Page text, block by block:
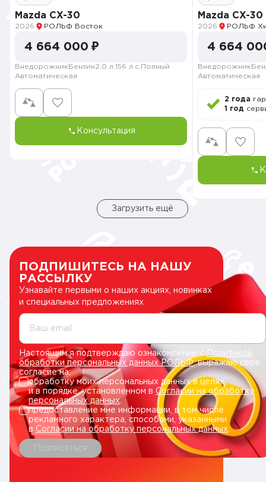
Mazda CX-30
2026 РОЛЬФ Восток
4 664 000 ₽
Внедорожник Бензин2.0 л. 156 л.с. Полный
Автоматическая
Консультация
Mazda CX-30
2026 РОЛЬФ
4 664
Внедорожник
Автоматическая
2 года
1 год
Загрузить ещё
ПОДПИШИТЕСЬ НА НАШУ
РАССЫЛКУ
Узнавайте первыми о наших акциях, новинках
и специальных предложениях
Ваш email
Настоящим я подтверждаю ознакомление сПолитикой
обработки персональных данных РОЛЬФ, выражаю свое
согласие на:
обработку моих персональных данных в целях
и в порядке, установленном в Согласии на обработку
персональных данных.
предоставление мне информации, в том числе
рекламного характера, способами, указанными
в Согласии на обработку персональных данных
Подписаться